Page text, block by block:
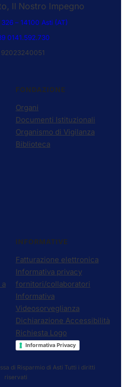
Il Nostro Impegno
– 14100 Asti (AT)
0141.592.730
92023240051
FONDAZIONE
Organi
Documenti Istituzionali
Organismo di Vigilanza
Biblioteca
INFORMATIVE
Fatturazione elettronica
Informativa privacy
fornitori/collaboratori
Informativa
Videosorveglianza
Dichiarazione Accessibilità
Richiesta Logo
Informativa Privacy
di Risparmio di Asti Tutti i diritti
riservati